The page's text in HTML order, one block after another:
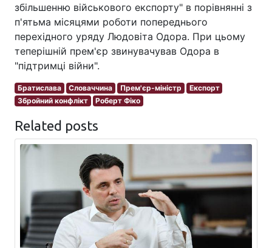
збільшенню військового експорту" в порівнянні з
п'ятьма місяцями роботи попереднього
перехідного уряду Людовіта Одора. При цьому
теперішній прем'єр звинувачував Одора в
"підтримці війни".
Братислава Словаччина Прем'єр-міністр
Експорт
Збройний конфлікт
Роберт Фіко
Related posts